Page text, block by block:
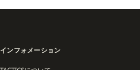
インフォメーション